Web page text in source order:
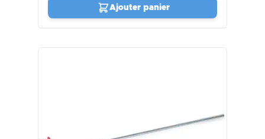
Ajouter panier